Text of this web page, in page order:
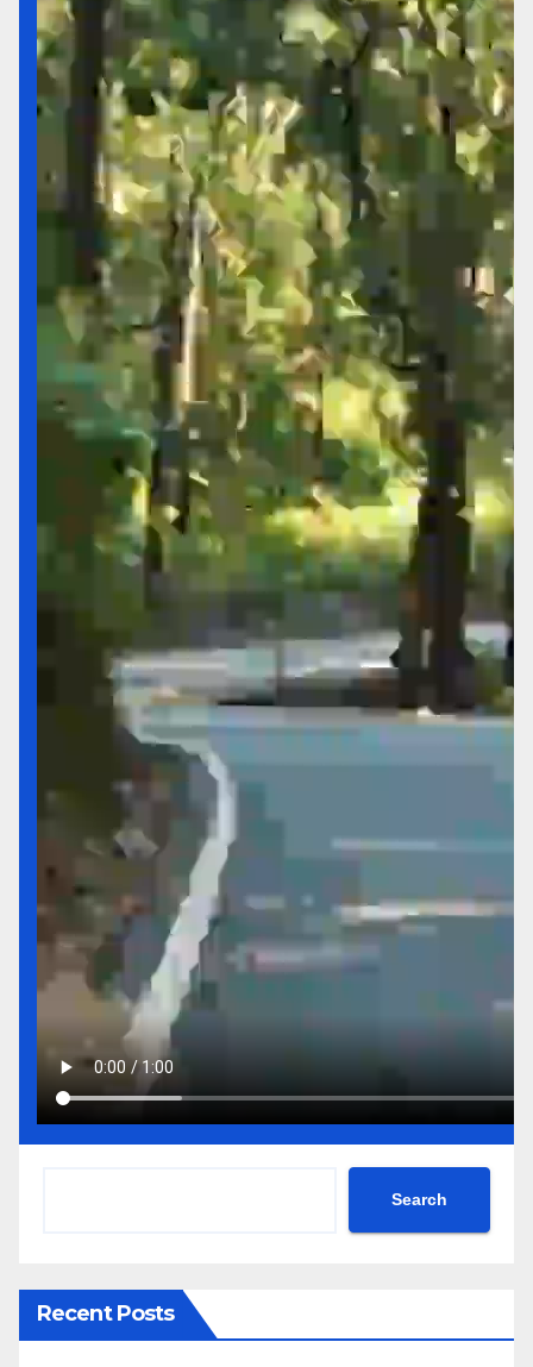
Search
Recent Posts